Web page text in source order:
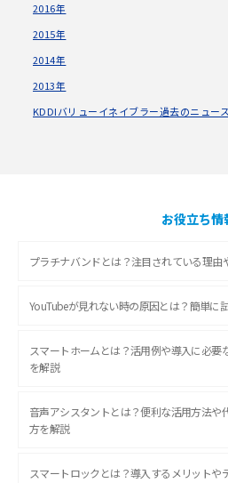
2016年
2015年
2014年
2013年
KDDIバリューイネイブラー過去のニュー
お役立ち情
プラチナバンドとは？注目されている理由
YouTubeが見れない時の原因とは？簡単に
スマートホームとは？活用例や導入に必要
を解説
音声アシスタントとは？便利な活用方法や
方を解説
スマートロックとは？導入するメリットや